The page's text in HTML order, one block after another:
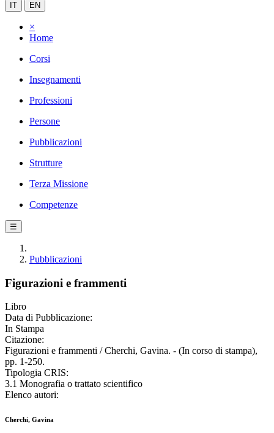
IT EN
×
Home
Corsi
Insegnamenti
Professioni
Persone
Pubblicazioni
Strutture
Terza Missione
Competenze
☰
Pubblicazioni
Figurazioni e frammenti
Libro
Data di Pubblicazione:
In Stampa
Citazione:
Figurazioni e frammenti / Cherchi, Gavina. - (In corso di stampa),
pp. 1-250.
Tipologia CRIS:
3.1 Monografia o trattato scientifico
Elenco autori:
Cherchi, Gavina